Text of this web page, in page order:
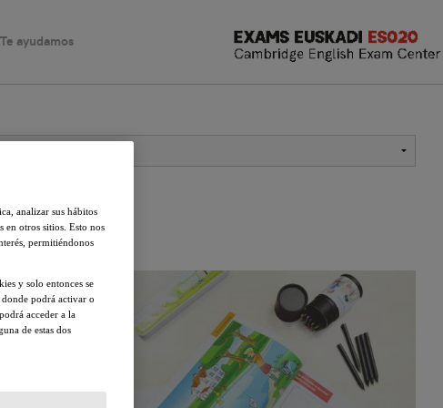
IELTS Linguaskill
FAQ
Te ayudamos
analizar sus hábitos
en otros sitios. Esto nos
permitiéndonos
y solo entonces se
podrá activar o
acceder a la
de estas dos